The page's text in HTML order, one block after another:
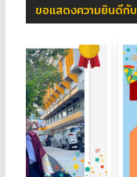
ขอแสดงความยินดีกั